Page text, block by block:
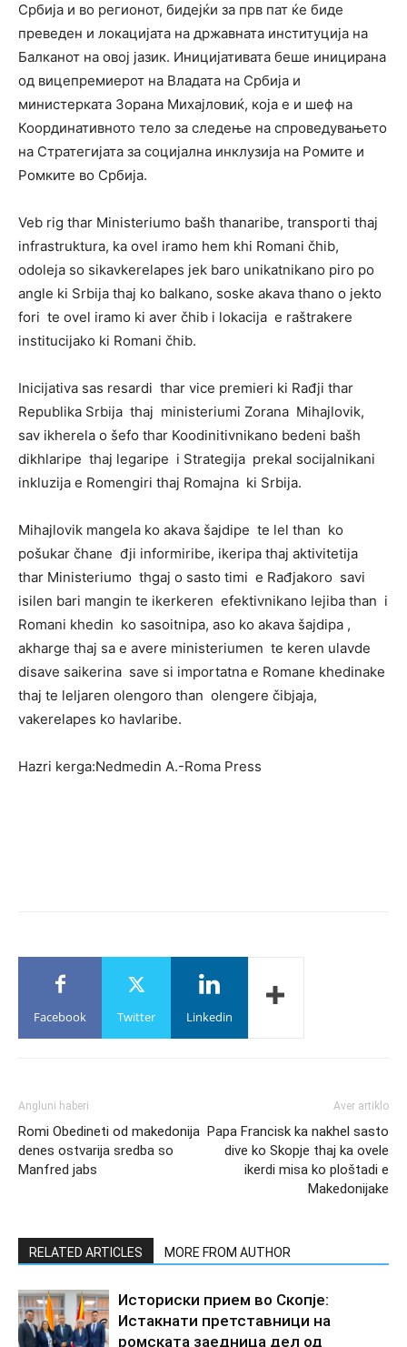
Србија и во регионот, бидејќи за прв пат ќе биде
преведен и локацијата на државната институција на
Балканот на овој јазик. Иницијативата беше иницирана
од вицепремиерот на Владата на Србија и
министерката Зорана Михајловиќ, која е и шеф на
Координативното тело за следење на спроведувањето
на Стратегијата за социјална инклузија на Ромите и
Ромките во Србија.
Veb rig thar Ministeriumo bašh thanaribe, transporti thaj
infrastruktura, ka ovel iramo hem khi Romani čhib,
odoleja so sikavkerelapes jek baro unikatnikano piro po
angle ki Srbija thaj ko balkano, soske akava thano o jekto
fori te ovel iramo ki aver čhib i lokacija e raštrakere
institucijako ki Romani čhib.
Inicijativa sas resardi thar vice premieri ki Rađji thar
Republika Srbija thaj ministeriumi Zorana Mihajlovik,
sav ikherela o šefo thar Koodinitivnikano bedeni bašh
dikhlaripe thaj legaripe i Strategija prekal socijalnikani
inkluzija e Romengiri thaj Romajna ki Srbija.
Mihajlovik mangela ko akava šajdipe te lel than ko
pošukar čhane đji informiribe, ikeripa thaj aktivitetija
thar Ministeriumo thgaj o sasto timi e Rađjakoro savi
isilen bari mangin te ikerkeren efektivnikano lejiba than i
Romani khedin ko sasoitnipa, aso ko akava šajdipa ,
akharge thaj sa e avere ministeriumen te keren ulavde
disave saikerina save si importatna e Romane khedinake
thaj te leljaren olengoro than olengere čibjaja,
vakerelapes ko havlaribe.
Hazri kerga:Nedmedin A.-Roma Press
Facebook Twitter Linkedin
Angluni haberi
Romi Obedineti od makedonija
denes ostvarija sredba so
Manfred jabs
Aver artiklo
Papa Francisk ka nakhel sasto
dive ko Skopje thaj ka ovele
ikerdi misa ko ploštadi e
Makedonijake
RELATED ARTICLES MORE FROM AUTHOR
Историски прием во Скопје:
Истакнати претставници на
ромската заедница дел од